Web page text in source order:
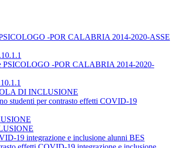
-POR CALABRIA 2014-2020-ASSE
PSICOLOGO -POR CALABRIA 2014-2020-
DI INCLUSIONE
studenti per contrasto effetti COVID-19
19 integrazione e inclusione alunni BES